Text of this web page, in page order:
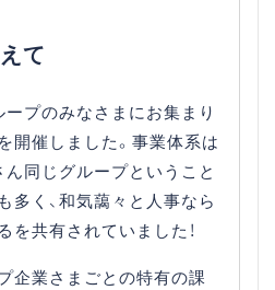
て
ープのみなさまにお集まり
開催しました。事業体系は
ん同じグループということ
多く、和気藹々と人事なら
を共有されていました！
企業さまごとの特有の課